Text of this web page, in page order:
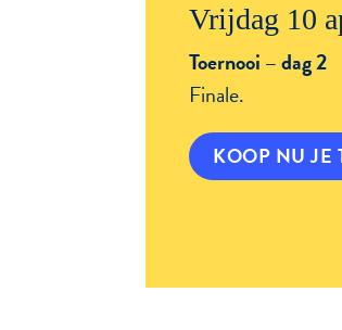
Vrijdag 10
Toernooi – dag 2
Finale.
KOOP NU JE